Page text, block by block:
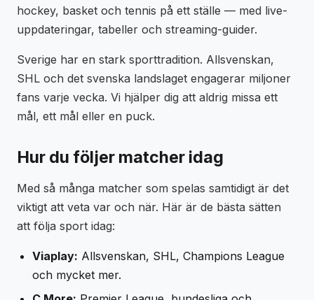
hockey, basket och tennis på ett ställe — med live-
uppdateringar, tabeller och streaming-guider.
Sverige har en stark sporttradition. Allsvenskan,
SHL och det svenska landslaget engagerar miljoner
fans varje vecka. Vi hjälper dig att aldrig missa ett
mål, ett mål eller en puck.
Hur du följer matcher idag
Med så många matcher som spelas samtidigt är det
viktigt att veta var och när. Här är de bästa sätten
att följa sport idag:
Viaplay: Allsvenskan, SHL, Champions League
och mycket mer.